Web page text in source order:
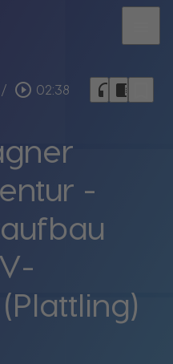
/ play_circle_outline 02:38 headphones chrome_reader_mode
-